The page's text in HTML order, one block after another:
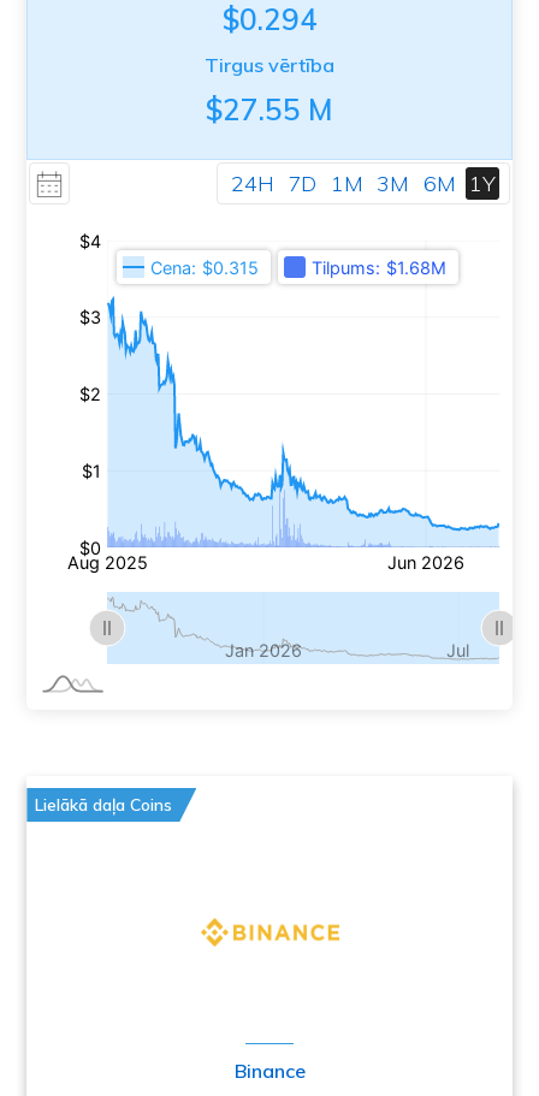
$0.294
Tirgus vērtība
$27.55 M
24H 7D 1M 3M 6M 1Y
Lielākā daļa Coins
Binance